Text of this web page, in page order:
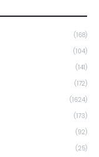
(168)
(104)
(141)
(172)
(1624)
(173)
(92)
(25)